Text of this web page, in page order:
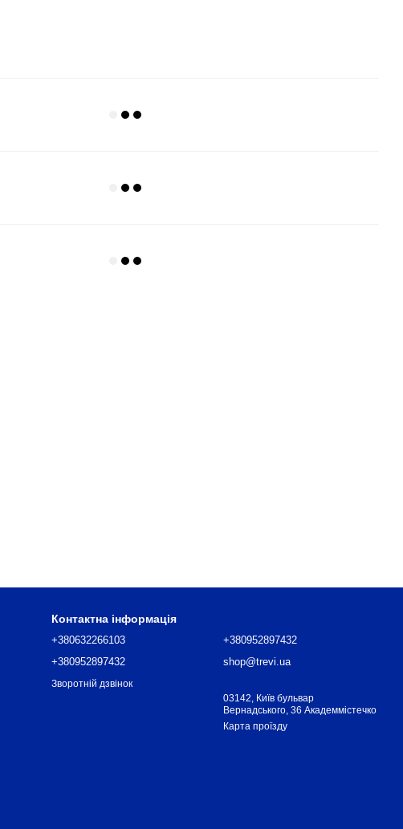
Контактна інформація
+380632266103
+380952897432
Зворотній дзвінок
+380952897432
shop@trevi.ua
03142, Київ бульвар
Вернадського, 36 Академмістечко
Карта проїзду